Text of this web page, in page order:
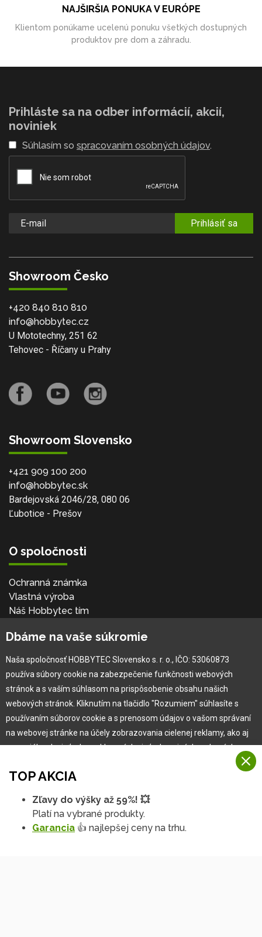
NAJŠIRŠIA PONUKA V EURÓPE
Klientom ponúkame ucelenú ponuku všetkých dostupných
produktov pre dom a záhradu.
Prihláste sa na odber informácií, akcií,
noviniek
Súhlasím so spracovaním osobných údajov.
Prihlásiť sa
Showroom Česko
+420 840 810 810
info@hobbytec.cz
U Mototechny, 251 62
Tehovec - Říčany u Prahy
Showroom Slovensko
+421 909 100 200
info@hobbytec.sk
Bardejovská 2046/28, 080 06
Ľubotice - Prešov
O spoločnosti
Ochranná známka
Vlastná výroba
Náš Hobbytec tím
Naša história
Pre zákazníka
Garancia najlepšej ceny
Užívateľský manuál
Reklamácia
TOP AKCIA
Zľavy do výšky až 59%! 💥
Platí na vybrané produkty.
Garancia 👍 najlepšej ceny na trhu.
Dbáme na vaše súkromie
Naša spoločnosť HOBBYTEC Slovensko s. r. o., IČO: 53060873
používa súbory cookie na zabezpečenie funkčnosti webových
stránok a s vaším súhlasom na prispôsobenie obsahu našich
webových stránok. Kliknutím na tlačidlo "Rozumiem" súhlasíte s
používaním súborov cookie a s prenosom údajov o vašom správaní
na webovej stránke na účely zobrazovania cielenej reklamy, ako aj
na sociálnych sieťach a reklamných sieťach na iných webových
Viac informácií
Na našich webových stránkach používame niekoľko kategórií
Rozumiem